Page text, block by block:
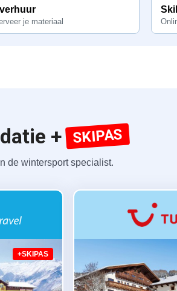
je materiaal
+ SKIPAS
de wintersport specialist.
+SKIPAS